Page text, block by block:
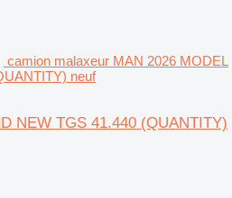
camion malaxeur MAN 2026 MODEL
neuf
NEW TGS 41.440 (QUANTITY)